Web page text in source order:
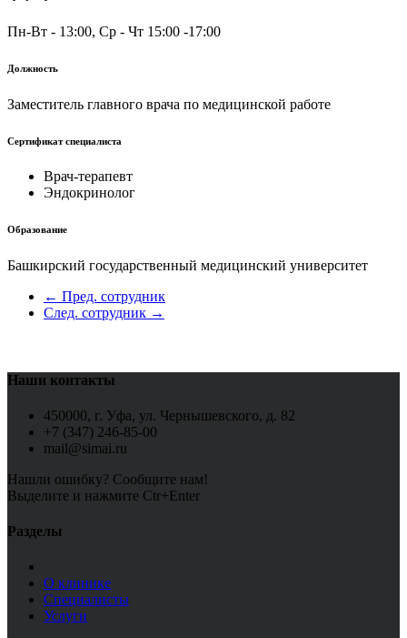
Пн-Вт - 13:00, Ср - Чт 15:00 -17:00
Должность
Заместитель главного врача по медицинской работе
Сертификат специалиста
Врач-терапевт
Эндокринолог
Образование
Башкирский государственный медицинский университет
← Пред. сотрудник
След. сотрудник →
Наши контакты
450000, г. Уфа, ул. Чернышевского, д. 82
+7 (347) 246-85-00
mail@simai.ru
Нашли ошибку? Сообщите нам!
Выделите и нажмите Ctr+Enter
Разделы
О клинике
Специалисты
Услуги